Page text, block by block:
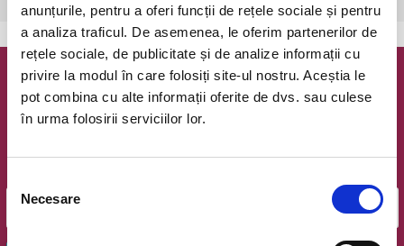
anunțurile, pentru a oferi funcții de rețele sociale și pentru
a analiza traficul. De asemenea, le oferim partenerilor de
rețele sociale, de publicitate și de analize informații cu
privire la modul în care folosiți site-ul nostru. Aceștia le
pot combina cu alte informații oferite de dvs. sau culese
în urma folosirii serviciilor lor.
consimțământului
Necesare
Newsletter @ Bilete.ro